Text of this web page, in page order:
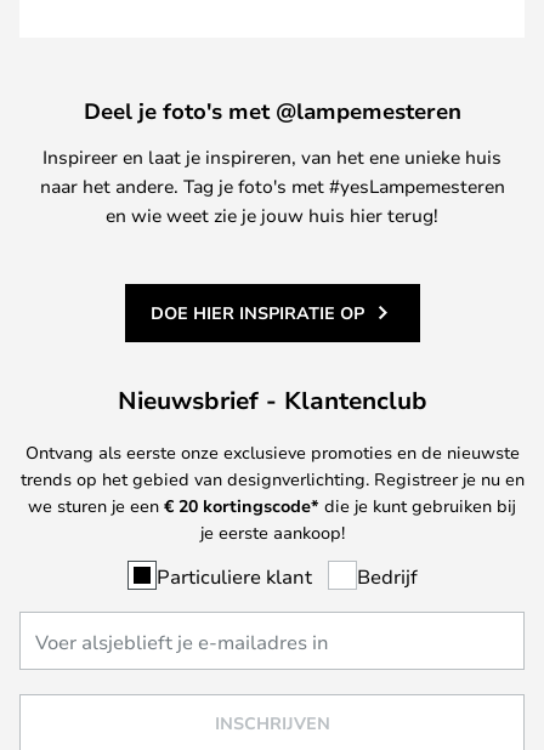
Deel je foto's met @lampemesteren
Inspireer en laat je inspireren, van het ene unieke huis
naar het andere. Tag je foto's met #yesLampemesteren
en wie weet zie je jouw huis hier terug!
DOE HIER INSPIRATIE OP
Nieuwsbrief - Klantenclub
Ontvang als eerste onze exclusieve promoties en de nieuwste
trends op het gebied van designverlichting. Registreer je nu en
we sturen je een € 20 kortingscode* die je kunt gebruiken bij
je eerste aankoop!
Particuliere klant Bedrijf
INSCHRIJVEN